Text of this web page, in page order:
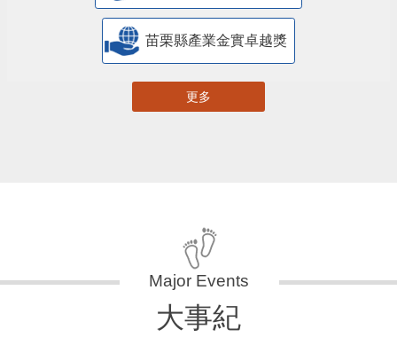
苗栗縣產業金實卓越獎
更多
大事紀